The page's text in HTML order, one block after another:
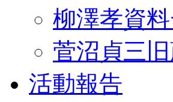
柳澤孝資
菅沼貞三
活動報告